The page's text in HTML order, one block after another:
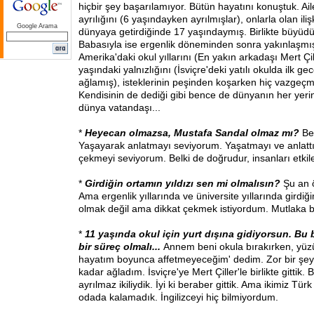
Google Arama
hiçbir şey başarılamıyor. Bütün hayatını konuştuk.
ayrılığını (6 yaşındayken ayrılmışlar), onlarla olan
dünyaya getirdiğinde 17 yaşındaymış. Birlikte
Babasıyla ise ergenlik döneminden sonra
Amerika'daki okul yıllarını (En yakın arkadaşı Mert
yaşındaki yalnızlığını (İsviçre'deki yatılı okulda ilk
ağlamış), isteklerinin peşinden koşarken hiç
Kendisinin de dediği gibi bence de dünyanın her
dünya vatandaşı...
* Heyecan olmazsa, Mustafa Sandal olmaz mı?
Yaşayarak anlatmayı seviyorum. Yaşatmayı ve
çekmeyi seviyorum. Belki de doğrudur, insanları
* Girdiğin ortamın yıldızı sen mi olmalısın? Şu an
Ama ergenlik yıllarında ve üniversite yıllarında
olmak değil ama dikkat çekmek istiyordum. Mutlaka
* 11 yaşında okul için yurt dışına gidiyorsun.
bir süreç olmalı... Annem beni okula bırakırken,
hayatım boyunca affetmeyeceğim' dedim. Zor bir
kadar ağladım. İsviçre'ye Mert Çiller'le birlikte gittik.
ayrılmaz ikiliydik. İyi ki beraber gittik. Ama ikimiz
odada kalamadık. İngilizceyi hiç bilmiyordum.